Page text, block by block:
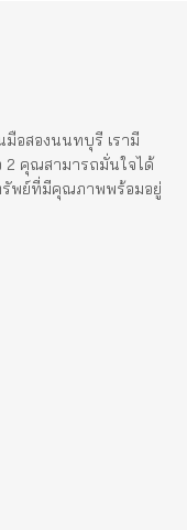
อสองนนทบุรี เรามี
2 คุณสามารถมั่นใจได้
พย์ที่มีคุณภาพพร้อมอยู่